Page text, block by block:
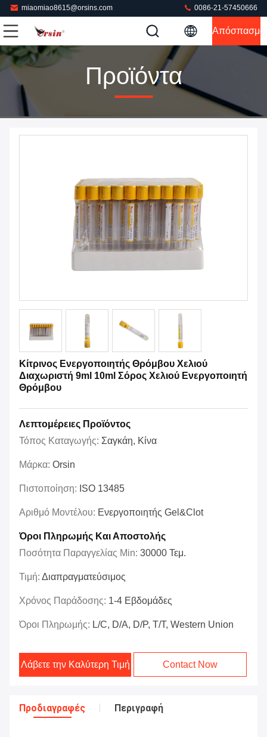
miaomiao8615@orsins.com 0086-21-57450666
Απόσπασμα
Προϊόντα
Κίτρινος Ενεργοποιητής Θρόμβου Χελιού
Διαχωριστή 9ml 10ml Σόρος Χελιού Ενεργοποιητή
Θρόμβου
Λεπτομέρειες Προϊόντος
Τόπος Καταγωγής: Σαγκάη, Κίνα
Μάρκα: Orsin
Πιστοποίηση: ISO 13485
Αριθμό Μοντέλου: Ενεργοποιητής Gel&Clot
Όροι Πληρωμής Και Αποστολής
Ποσότητα Παραγγελίας Min: 30000 Τεμ.
Τιμή: Διαπραγματεύσιμος
Χρόνος Παράδοσης: 1-4 Εβδομάδες
Όροι Πληρωμής: L/C, D/A, D/P, T/T, Western Union
Λάβετε την Καλύτερη Τιμή Contact Now
Προδιαγραφές Περιγραφή